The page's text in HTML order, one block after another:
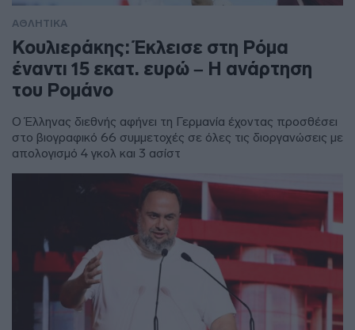
ΑΘΛΗΤΙΚΑ
Κουλιεράκης: Έκλεισε στη Ρόμα
έναντι 15 εκατ. ευρώ – Η ανάρτηση
του Ρομάνο
Ο Έλληνας διεθνής αφήνει τη Γερμανία έχοντας προσθέσει
στο βιογραφικό 66 συμμετοχές σε όλες τις διοργανώσεις με
απολογισμό 4 γκολ και 3 ασίστ